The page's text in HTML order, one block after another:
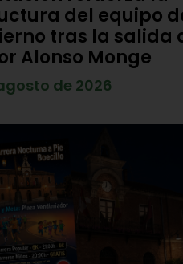
del equipo
tras la salida
Alonso Monge
de 2026